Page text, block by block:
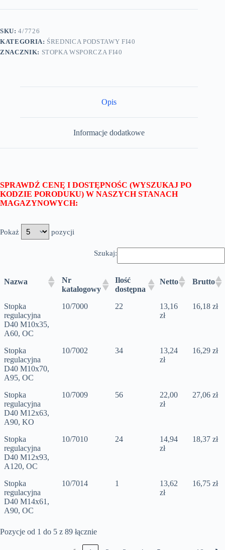
średnica
-
wysokość
A=50mm
trzonek
SKU:4/7726
KATEGORIA: ŚREDNICA PODSTAWY FI40
ZNACZNIK: STOPKA WSPORCZA FI40
Opis
Informacje dodatkowe
SPRAWDŹ CENĘ I DOSTĘPNOŚC (WYSZUKAJ PO
KODZIE PORODUKU) W NASZYCH STANACH
MAGAZYNOWYCH:
Pokaż pozycji
Szukaj:
Nazwa
Nr
katalogowy
Ilość
dostępna
Netto Brutto
Stopka
regulacyjna
D40 M10x35,
A60, OC
10/7000 22
13,16
zł
16,18 zł
Stopka
regulacyjna
D40 M10x70,
A95, OC
10/7002 34
13,24
zł
16,29 zł
Stopka
regulacyjna
D40 M12x63,
A90, KO
10/7009 56
22,00
zł
27,06 zł
Stopka
regulacyjna
D40 M12x93,
A120, OC
10/7010 24
14,94
zł
18,37 zł
Stopka
regulacyjna
D40 M14x61,
A90, OC
10/7014 1
13,62
zł
16,75 zł
Pozycje od 1 do 5 z 89 łącznie